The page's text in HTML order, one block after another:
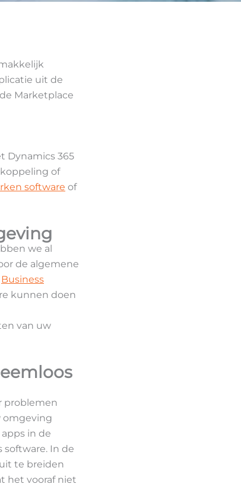
uit de
Marketplace
Dynamics 365
of
software of
we al
de algemene
Business
kunnen doen
van uw
problemen
omgeving
in de
In de
te breiden
het vooraf niet